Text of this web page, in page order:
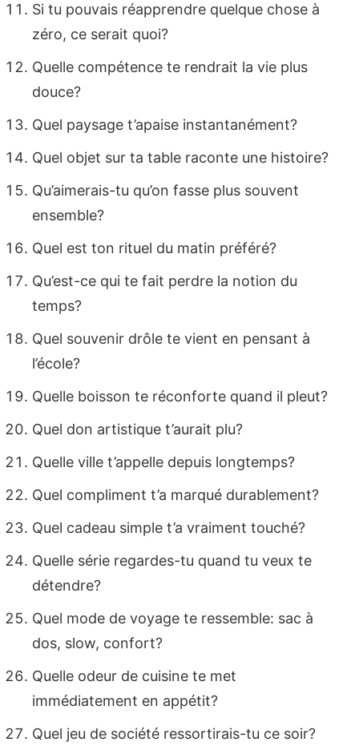
Si tu pouvais réapprendre quelque chose à
zéro, ce serait quoi?
Quelle compétence te rendrait la vie plus
douce?
Quel paysage t’apaise instantanément?
Quel objet sur ta table raconte une histoire?
Qu’aimerais-tu qu’on fasse plus souvent
ensemble?
Quel est ton rituel du matin préféré?
Qu’est-ce qui te fait perdre la notion du
temps?
Quel souvenir drôle te vient en pensant à
l’école?
Quelle boisson te réconforte quand il pleut?
Quel don artistique t’aurait plu?
Quelle ville t’appelle depuis longtemps?
Quel compliment t’a marqué durablement?
Quel cadeau simple t’a vraiment touché?
Quelle série regardes-tu quand tu veux te
détendre?
Quel mode de voyage te ressemble: sac à
dos, slow, confort?
Quelle odeur de cuisine te met
immédiatement en appétit?
Quel jeu de société ressortirais-tu ce soir?